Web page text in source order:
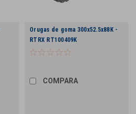
Orugas de goma 300x52.5x88K -
RTRX RT100409K
COMPARA